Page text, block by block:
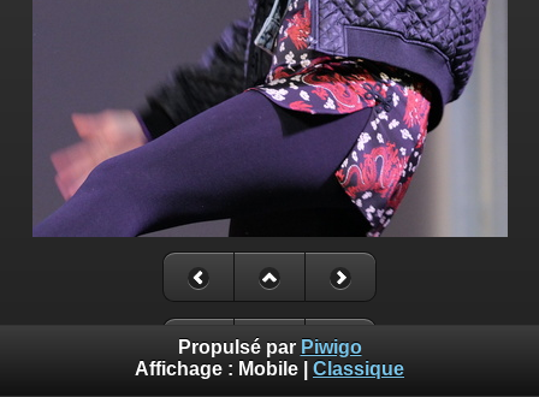
Propulsé par Piwigo
Affichage : Mobile Classique